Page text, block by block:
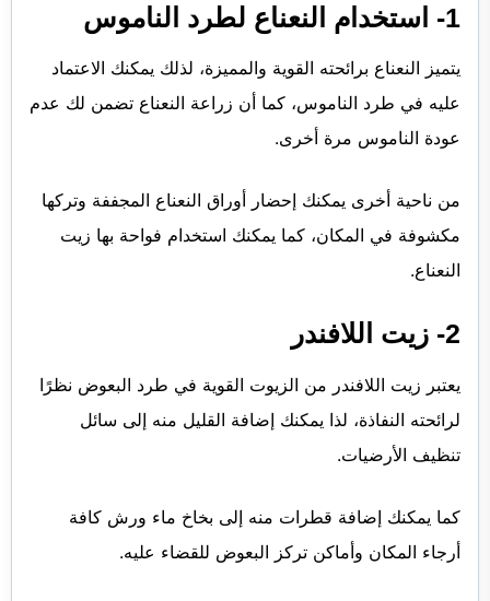
1- استخدام النعناع لطرد الناموس
يتميز النعناع برائحته القوية والمميزة، لذلك يمكنك الاعتماد
عليه في طرد الناموس، كما أن زراعة النعناع تضمن لك عدم
عودة الناموس مرة أخرى.
من ناحية أخرى يمكنك إحضار أوراق النعناع المجففة وتركها
مكشوفة في المكان، كما يمكنك استخدام فواحة بها زيت
النعناع.
2- زيت اللافندر
يعتبر زيت اللافندر من الزيوت القوية في طرد البعوض نظرًا
لرائحته النفاذة، لذا يمكنك إضافة القليل منه إلى سائل
تنظيف الأرضيات.
كما يمكنك إضافة قطرات منه إلى بخاخ ماء ورش كافة
أرجاء المكان وأماكن تركز البعوض للقضاء عليه.